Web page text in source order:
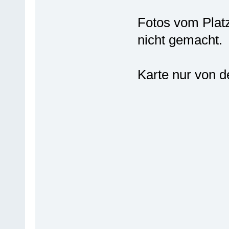
Fotos vom
nicht gemacht.
Karte nur von